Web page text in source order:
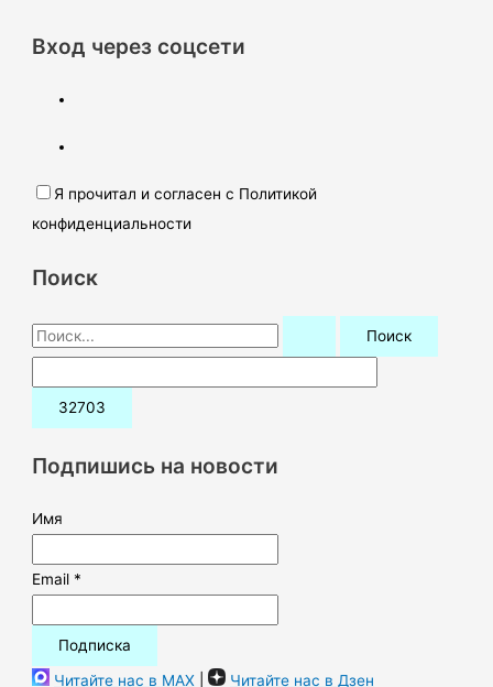
Вход через соцсети
Я прочитал и согласен с Политикой
конфиденциальности
Поиск
П
о
и
:Подпишись на новости
Имя
Email *
Читайте нас в MAX | Читайте нас в Дзен